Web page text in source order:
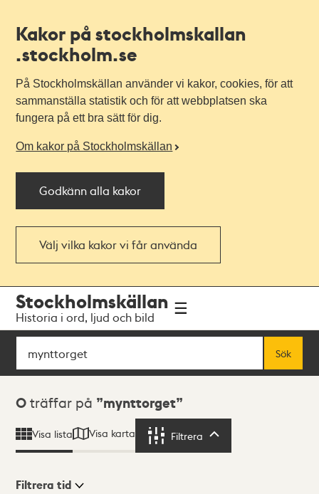
Kakor på stockholmskallan
.stockholm.se
På Stockholmskällan använder vi kakor, cookies, för att
sammanställa statistik och för att webbplatsen ska
fungera på ett bra sätt för dig.
Om kakor på Stockholmskällan
Godkänn alla kakor
Välj vilka kakor vi får använda
navigationen
huvudinnehållet
Stockholmskällan
Historia i ord, ljud och bild
Sök
Sök
Sökresultat
0 träffar på mynttorget
Visa lista Visa karta Filtrera
Filtrera tid